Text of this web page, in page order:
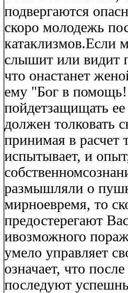
подвергаются
скоро молодежь
катаклизмов.Если
слышит или видит
что онастанет
ему "Бог в
пойдетзащищать
должен толковать
принимая в расчет
испытывает, и
размышляли о
мирноевремя, то
предостерегают
ивозможного
умело управляет
означает, что
последуют